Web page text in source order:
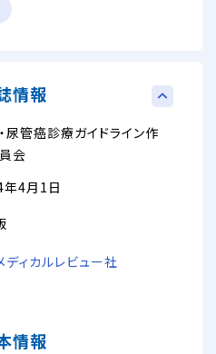
情報
尿管癌診療ガイドライン作
会
4月1日
ディカルレビュー社
情報